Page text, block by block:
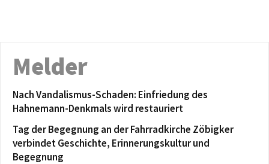
Melder
Nach Vandalismus-Schaden: Einfriedung des
Hahnemann-Denkmals wird restauriert
Tag der Begegnung an der Fahrradkirche Zöbigker
verbindet Geschichte, Erinnerungskultur und
Begegnung